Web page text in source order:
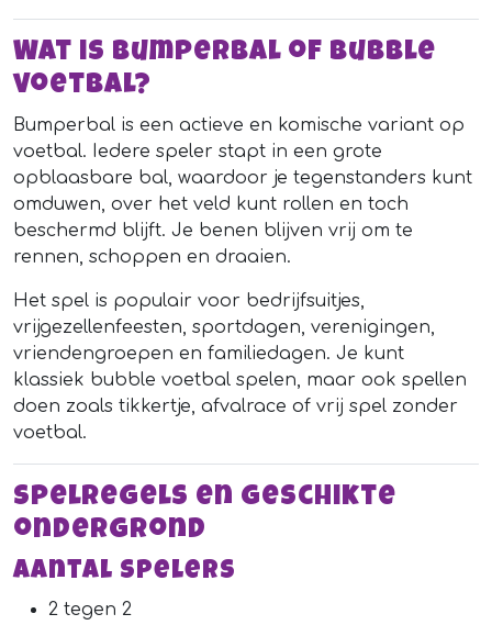
Wat is bumperbal of bubble
voetbal?
Bumperbal is een actieve en komische variant op
voetbal. Iedere speler stapt in een grote
opblaasbare bal, waardoor je tegenstanders kunt
omduwen, over het veld kunt rollen en toch
beschermd blijft. Je benen blijven vrij om te
rennen, schoppen en draaien.
Het spel is populair voor bedrijfsuitjes,
vrijgezellenfeesten, sportdagen, verenigingen,
vriendengroepen en familiedagen. Je kunt
klassiek bubble voetbal spelen, maar ook spellen
doen zoals tikkertje, afvalrace of vrij spel zonder
voetbal.
Spelregels en geschikte
ondergrond
Aantal spelers
2 tegen 2